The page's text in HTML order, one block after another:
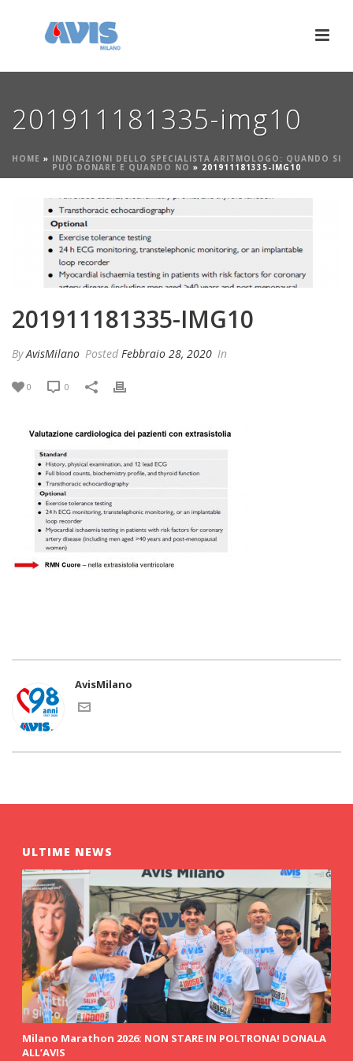
201911181335-img10
HOME » INDICAZIONI DELLO SPECIALISTA ARITMOLOGO: QUANDO SI
PUÒ DONARE E QUANDO NO » 201911181335-IMG10
201911181335-IMG10
ByAvisMilano Posted Febbraio 28, 2020 In
0 0
AvisMilano
ULTIME NEWS
Milano Marathon 2026: NON STARE IN POLTRONA! DONALA
ALL’AVIS